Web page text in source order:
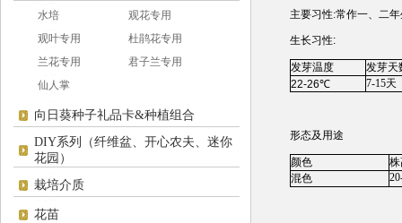
水培
观花专用
观叶专用
杜鹃花专用
兰花专用
君子兰专用
仙人掌
向日葵种子礼品卡&种植组合
DIY系列（纤维盆、开心农夫、迷你
花园）
栽培介质
花苗
主要习性:常作一、二
生长习性:
发芽温度
发芽天
22-26℃ 7-15天
形态及用途
颜色
混色